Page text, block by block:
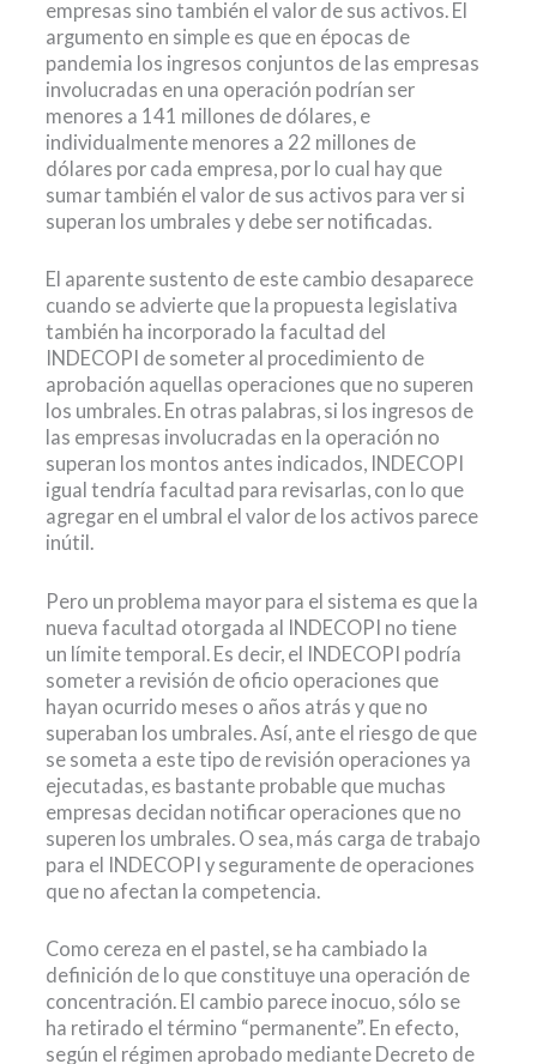
empresas sino también el valor de sus activos. El
argumento en simple es que en épocas de
pandemia los ingresos conjuntos de las empresas
involucradas en una operación podrían ser
menores a 141 millones de dólares, e
individualmente menores a 22 millones de
dólares por cada empresa, por lo cual hay que
sumar también el valor de sus activos para ver si
superan los umbrales y debe ser notificadas.
El aparente sustento de este cambio desaparece
cuando se advierte que la propuesta legislativa
también ha incorporado la facultad del
INDECOPI de someter al procedimiento de
aprobación aquellas operaciones que no superen
los umbrales. En otras palabras, si los ingresos de
las empresas involucradas en la operación no
superan los montos antes indicados, INDECOPI
igual tendría facultad para revisarlas, con lo que
agregar en el umbral el valor de los activos parece
inútil.
Pero un problema mayor para el sistema es que la
nueva facultad otorgada al INDECOPI no tiene
un límite temporal. Es decir, el INDECOPI podría
someter a revisión de oficio operaciones que
hayan ocurrido meses o años atrás y que no
superaban los umbrales. Así, ante el riesgo de que
se someta a este tipo de revisión operaciones ya
ejecutadas, es bastante probable que muchas
empresas decidan notificar operaciones que no
superen los umbrales. O sea, más carga de trabajo
para el INDECOPI y seguramente de operaciones
que no afectan la competencia.
Como cereza en el pastel, se ha cambiado la
definición de lo que constituye una operación de
concentración. El cambio parece inocuo, sólo se
ha retirado el término “permanente”. En efecto,
según el régimen aprobado mediante Decreto de